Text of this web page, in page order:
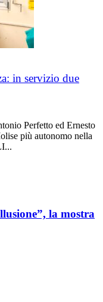
in servizio due
Perfetto ed Ernesto
più autonomo nella
la mostra